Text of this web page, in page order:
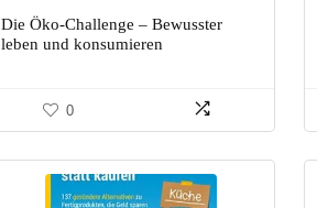
war:
14,99 €
ist:
11,49 €.
Die Öko-Challenge – Bewusster
leben und konsumieren
0